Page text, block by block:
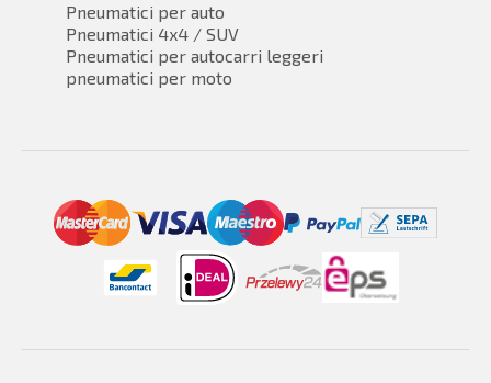
Pneumatici per auto
Pneumatici 4x4 / SUV
Pneumatici per autocarri leggeri
pneumatici per moto